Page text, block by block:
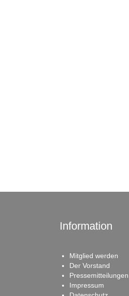
Information
Mitglied werden
Der Vorstand
Pressemitteilungen
Impressum